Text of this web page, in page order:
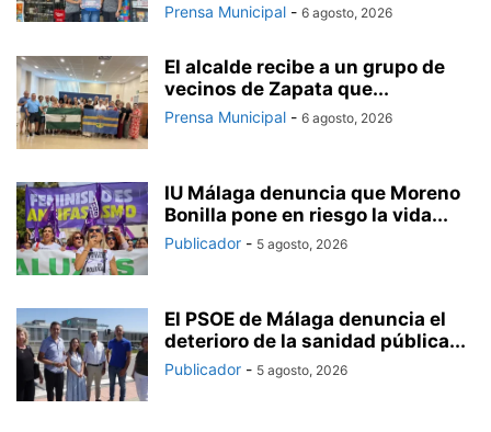
Prensa Municipal - 6 agosto, 2026
El alcalde recibe a un grupo de
vecinos de Zapata que...
Prensa Municipal - 6 agosto, 2026
IU Málaga denuncia que Moreno
Bonilla pone en riesgo la vida...
Publicador - 5 agosto, 2026
El PSOE de Málaga denuncia el
deterioro de la sanidad pública...
Publicador - 5 agosto, 2026